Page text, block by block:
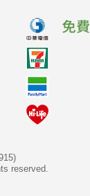
reserved.